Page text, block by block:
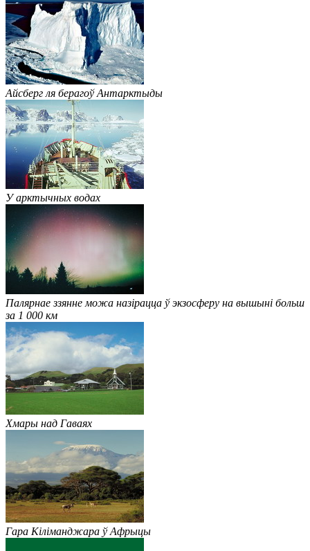
Айсберг ля берагоў Антарктыды
У арктычных водах
Палярнае ззянне можа назірацца ў экзосферу на вышыні больш
за 1 000 км
Хмары над Гаваях
Гара Кіліманджара ў Афрыцы